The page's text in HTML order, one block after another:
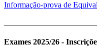
Informação-prova de
Exames 2025/26 -